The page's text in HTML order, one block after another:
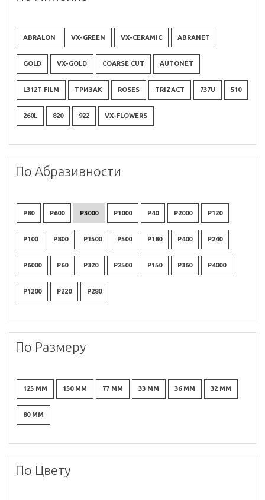
ABRALON VX-GREEN VX-CERAMIC ABRANET
GOLD VX-GOLD COARSE CUT AUTONET
L312T FILM ТРИЗАК ROSES TRIZACT 737U 510
260L 820 922 VX-FLOWERS
По Абразивности
P80 P600 P3000 P1000 P40 P2000 P120
P100 P800 P1500 P500 P180 P400 P240
P6000 P60 P320 P2500 P150 P360 P4000
P1200 P220 P280
По Размеру
125 ММ 150 ММ 77 ММ 33 ММ 36 ММ 32 ММ
80 ММ
По Цвету